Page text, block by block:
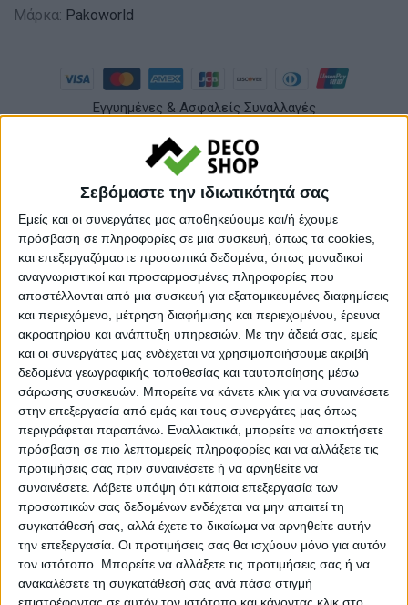
Σεβόμαστε την ιδιωτικότητά σας
Εμείς και οι συνεργάτες μας αποθηκεύουμε και/ή έχουμε
πρόσβαση σε πληροφορίες σε μια συσκευή, όπως τα cookies,
και επεξεργαζόμαστε προσωπικά δεδομένα, όπως μοναδικοί
αναγνωριστικοί και προσαρμοσμένες πληροφορίες που
αποστέλλονται από μια συσκευή για εξατομικευμένες διαφημίσεις
και περιεχόμενο, μέτρηση διαφήμισης και περιεχομένου, έρευνα
ακροατηρίου και ανάπτυξη υπηρεσιών. Με την άδειά σας, εμείς
και οι συνεργάτες μας ενδέχεται να χρησιμοποιήσουμε ακριβή
δεδομένα γεωγραφικής τοποθεσίας και ταυτοποίησης μέσω
σάρωσης συσκευών. Μπορείτε να κάνετε κλικ για να συναινέσετε
στην επεξεργασία από εμάς και τους συνεργάτες μας όπως
περιγράφεται παραπάνω. Εναλλακτικά, μπορείτε να αποκτήσετε
πρόσβαση σε πιο λεπτομερείς πληροφορίες και να αλλάξετε τις
προτιμήσεις σας πριν συναινέσετε ή να αρνηθείτε να
συναινέσετε. Λάβετε υπόψη ότι κάποια επεξεργασία των
προσωπικών σας δεδομένων ενδέχεται να μην απαιτεί τη
συγκατάθεσή σας, αλλά έχετε το δικαίωμα να αρνηθείτε αυτήν
την επεξεργασία. Οι προτιμήσεις σας θα ισχύουν μόνο για αυτόν
τον ιστότοπο. Μπορείτε να αλλάξετε τις προτιμήσεις σας ή να
ανακαλέσετε τη συγκατάθεσή σας ανά πάσα στιγμή
επιστρέφοντας σε αυτόν τον ιστότοπο και κάνοντας κλικ στο
Μάρκα: Pakoworld
Εγγυημένες & Ασφαλείς Συναλλαγές
Περιγραφή Πληροφορίες Αξιολογήσεις (0)
Δημιουργήστε έναν φιλόξενο χώρο φαγητού με αυτό το
όμορφο σετ τραπεζιού και τεσσάρων καρεκλών. Το
λευκό ορθογώνιο τραπέζι, με τα ιδιαίτερα ξύλινα πόδια,
προσφέρει σταθερότητα και minimal αισθητική.
Συνοδεύεται από τέσσερις καρέκλες με μπεζ ύφασμα και
κομψά μαύρα μεταλλικά πόδια, εξασφαλίζοντας άνεση
για εσάς και τους καλεσμένους σας. Ιδανικό για
διαμερίσματα και κουζίνες-τραπεζαρίες.Τεχνικά
χαρακτηριστικά τραπεζιού: Επιφάνεια κατασκευασμένη
από υψηλής ποιότητας MDF (16mm) σε λευκό χρώμα που
αφήνει μία σατινέ αίσθηση. Στήριξη σε 4 ενισχυμένα
ξύλινα πόδια οξιάς (40mm) εξαιρετικής ποιότητας και
αντοχής στο βάρος και στο χρόνο. Οι καταλήξεις των
ποδιών διαθέτουν προστατευτικά πέλματα για την